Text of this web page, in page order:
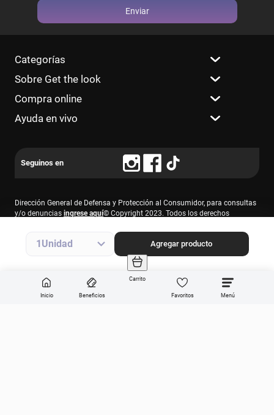
Inicio Beneficios
Carrito
Favoritos
1 Agregar producto
Enviar
Categorías
Sobre Get the look
Compra online
Ayuda en vivo
Dirección General de Defensa y Protección al Consumidor, para consultas
y/o denuncias ingrese aquí© Copyright 2023. Todos los derechos
Farmacity S.A., CUIT 30-69213874-7, Av. Santa Fe 2830 – 1° piso, C.A.B.A.